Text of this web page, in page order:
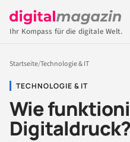
Ihr Kompass für die digitale Welt.
Startseite/Technologie & IT
TECHNOLOGIE & IT
Wie
Digitaldruck?